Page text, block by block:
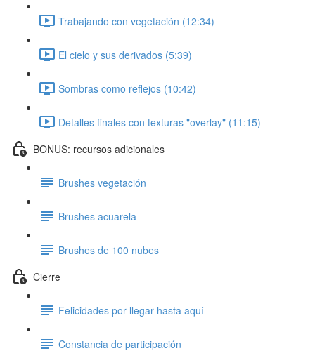
Trabajando con vegetación (12:34)
El cielo y sus derivados (5:39)
Sombras como reflejos (10:42)
Detalles finales con texturas "overlay" (11:15)
BONUS: recursos adicionales
Brushes vegetación
Brushes acuarela
Brushes de 100 nubes
Cierre
Felicidades por llegar hasta aquí
Constancia de participación